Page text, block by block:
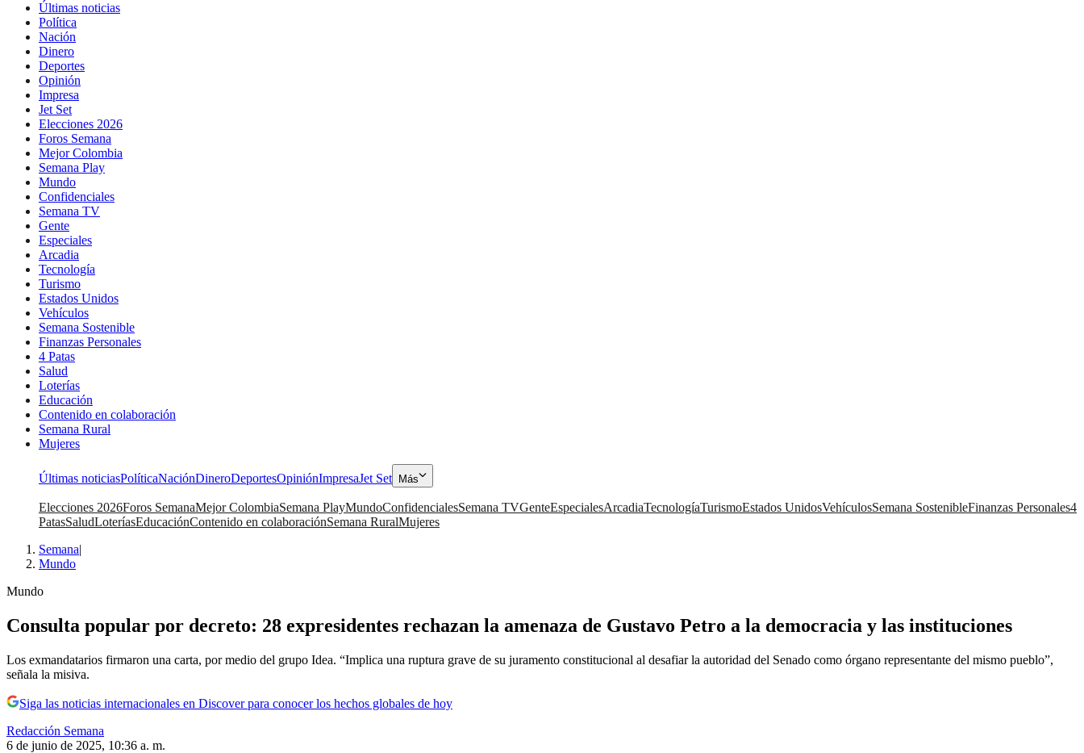
Últimas noticias
Política
Nación
Dinero
Deportes
Opinión
Impresa
Jet Set
Elecciones 2026
Foros Semana
Mejor Colombia
Semana Play
Mundo
Confidenciales
Semana TV
Gente
Especiales
Arcadia
Tecnología
Turismo
Estados Unidos
Vehículos
Semana Sostenible
Finanzas Personales
4 Patas
Salud
Loterías
Educación
Contenido en colaboración
Semana Rural
Mujeres
Últimas noticiasPolíticaNaciónDineroDeportesOpiniónImpresaJet Set Más
Elecciones 2026Foros SemanaMejor ColombiaSemana PlayMundoConfidencialesSemana TVGenteEspecialesArcadiaTecnologíaTurismoEstados UnidosVehículosSemana SostenibleFinanzas Personales4
PatasSaludLoteríasEducaciónContenido en colaboraciónSemana RuralMujeres
Semana|
Mundo
Mundo
Consulta popular por decreto: 28 expresidentes rechazan la amenaza de Gustavo Petro a la democracia y las instituciones
Los exmandatarios firmaron una carta, por medio del grupo Idea. “Implica una ruptura grave de su juramento constitucional al desafiar la autoridad del Senado como órgano representante del mismo pueblo”,
señala la misiva.
Siga las noticias internacionales en Discover para conocer los hechos globales de hoy
Redacción Semana
6 de junio de 2025, 10:36 a. m.